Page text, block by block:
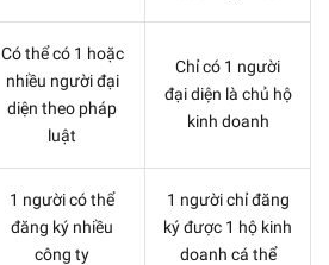
Có thể có 1 hoặc
nhiều người đại
diện theo pháp
luật
Chỉ có 1 người
đại diện là chủ hộ
kinh doanh
1 người có thể
đăng ký nhiều
công ty
1 người chỉ đăng
ký được 1 hộ kinh
doanh cá thể